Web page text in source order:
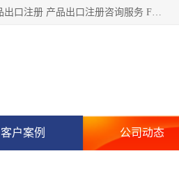
深圳市鼎顺检测认证有限公司专注于各类产品出口注册 产品注册 美国URN注册 跨境电商产品出口注册 产品出口注册咨询服务 FDA食品注册等我们是一家商务服务公司，为客户提供商标注册，本公司实力雄厚，能满足客户多种需求。
客户案例 公司动态